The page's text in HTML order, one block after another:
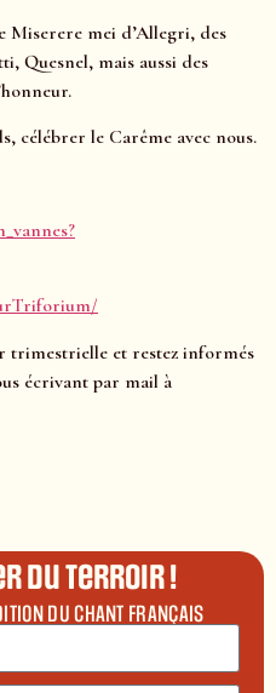
Miserere mei d’Allegri, des
Quesnel, mais aussi des
célébrer le Carême avec nous.
trimestrielle et restez informés
écrivant par mail à
du terroir !
DU CHANT FRANÇAIS